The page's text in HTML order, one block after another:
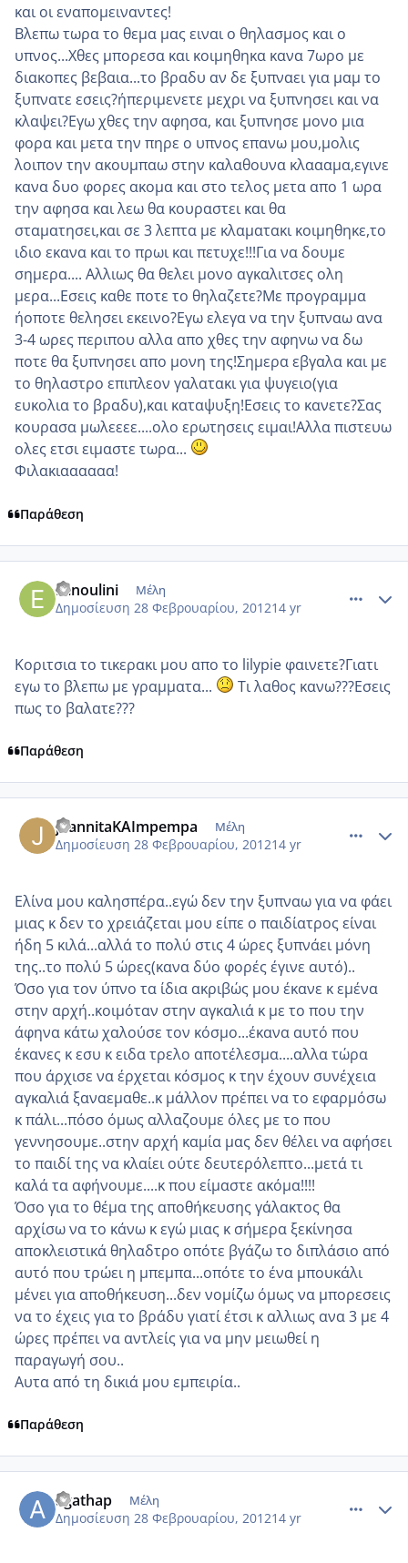
και οι εναπομειναντες!
Βλεπω τωρα το θεμα μας ειναι ο θηλασμος και ο
υπνος...Χθες μπορεσα και κοιμηθηκα κανα 7ωρο με
διακοπες βεβαια...το βραδυ αν δε ξυπναει για μαμ το
ξυπνατε εσεις?η΄περιμενετε μεχρι να ξυπνησει και να
κλαψει?Εγω χθες την αφησα, και ξυπνησε μονο μια
φορα και μετα την πηρε ο υπνος επανω μου,μολις
λοιπον την ακουμπαω στην καλαθουνα κλαααμα,εγινε
κανα δυο φορες ακομα και στο τελος μετα απο 1 ωρα
την αφησα και λεω θα κουραστει και θα
σταματησει,και σε 3 λεπτα με κλαματακι κοιμηθηκε,το
ιδιο εκανα και το πρωι και πετυχε!!!Για να δουμε
σημερα.... Αλλιως θα θελει μονο αγκαλιτσες ολη
μερα...Εσεις καθε ποτε το θηλαζετε?Με προγραμμα
η΄οποτε θελησει εκεινο?Εγω ελεγα να την ξυπναω ανα
3-4 ωρες περιπου αλλα απο χθες την αφηνω να δω
ποτε θα ξυπνησει απο μονη της!Σημερα εβγαλα και με
το θηλαστρο επιπλεον γαλατακι για ψυγειο(για
ευκολια το βραδυ),και καταψυξη!Εσεις το κανετε?Σας
κουρασα μωλεεεε....ολο ερωτησεις ειμαι!Αλλα πιστευω
ολες ετσι ειμαστε τωρα...
Φιλακιαααααα!
Παράθεση
Elinoulini Μέλη
Δημοσίευση 28 Φεβρουαρίου, 201214 yr
Κοριτσια το τικερακι μου απο το lilypie φαινετε?Γιατι
εγω το βλεπω με γραμματα...
Τι λαθος κανω???Εσεις
πως το βαλατε???
Παράθεση
joannitaKAImpempa Μέλη
Δημοσίευση 28 Φεβρουαρίου, 201214 yr
Ελίνα μου καλησπέρα..εγώ δεν την ξυπναω για να φάει
μιας κ δεν το χρειάζεται μου είπε ο παιδίατρος είναι
ήδη 5 κιλά...αλλά το πολύ στις 4 ώρες ξυπνάει μόνη
της..το πολύ 5 ώρες(κανα δύο φορές έγινε αυτό)..
Όσο για τον ύπνο τα ίδια ακριβώς μου έκανε κ εμένα
στην αρχή..κοιμόταν στην αγκαλιά κ με το που την
άφηνα κάτω χαλούσε τον κόσμο...έκανα αυτό που
έκανες κ εσυ κ ειδα τρελο αποτέλεσμα....αλλα τώρα
που άρχισε να έρχεται κόσμος κ την έχουν συνέχεια
αγκαλιά ξαναεμαθε..κ μάλλον πρέπει να το εφαρμόσω
κ πάλι...πόσο όμως αλλαζουμε όλες με το που
γεννησουμε..στην αρχή καμία μας δεν θέλει να αφήσει
το παιδί της να κλαίει ούτε δευτερόλεπτο...μετά τι
καλά τα αφήνουμε....κ που είμαστε ακόμα!!!!
Όσο για το θέμα της αποθήκευσης γάλακτος θα
αρχίσω να το κάνω κ εγώ μιας κ σήμερα ξεκίνησα
αποκλειστικά θηλαδτρο οπότε βγάζω το διπλάσιο από
αυτό που τρώει η μπεμπα...οπότε το ένα μπουκάλι
μένει για αποθήκευση...δεν νομίζω όμως να μπορεσεις
να το έχεις για το βράδυ γιατί έτσι κ αλλιως ανα 3 με 4
ώρες πρέπει να αντλείς για να μην μειωθεί η
παραγωγή σου..
Αυτα από τη δικιά μου εμπειρία..
Παράθεση
agathap Μέλη
Δημοσίευση 28 Φεβρουαρίου, 201214 yr